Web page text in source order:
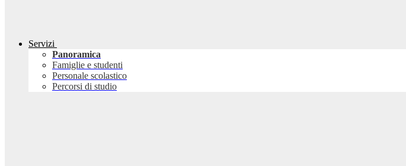
Servizi
Panoramica
Famiglie e studenti
Personale scolastico
Percorsi di studio